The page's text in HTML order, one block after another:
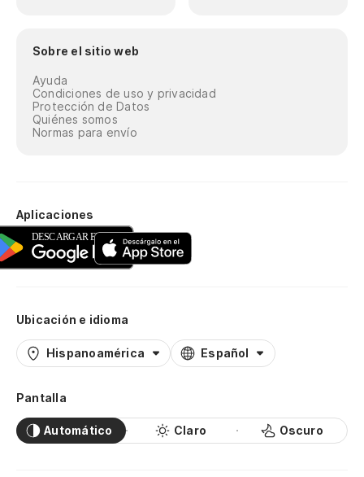
Sobre el sitio web
Ayuda
Condiciones de uso y privacidad
Protección de Datos
Quiénes somos
Normas para envío
Aplicaciones
Ubicación e idioma
Hispanoamérica Español
Pantalla
Automático Claro Oscuro